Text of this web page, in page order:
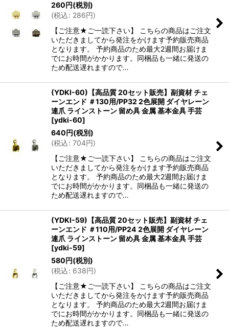
260円(税別)
(税込: 286円)
【ご注意★ご一読下さい】 こちらの商品はご注文
いただきましてから発注をかけます予約販売商品
となります。 予約商品のため最大2週間お届けま
でにお時間がかかります。同梱品も一緒に発送の
ため配送遅れますので…
(YDKI-60)【高品質 20セット販売】副資材 チェ
ーンエンド ＃130用/PP32 2色展開 ダイヤレーン
連爪 ラインストーン 留め具 金属 基本金具 手芸
[ydki-60]
640円(税別)
(税込: 704円)
【ご注意★ご一読下さい】 こちらの商品はご注文
いただきましてから発注をかけます予約販売商品
となります。 予約商品のため最大2週間お届けま
でにお時間がかかります。同梱品も一緒に発送の
ため配送遅れますので…
(YDKI-59)【高品質 20セット販売】副資材 チェ
ーンエンド ＃110用/PP24 2色展開 ダイヤレーン
連爪 ラインストーン 留め具 金属 基本金具 手芸
[ydki-59]
580円(税別)
(税込: 638円)
【ご注意★ご一読下さい】 こちらの商品はご注文
いただきましてから発注をかけます予約販売商品
となります。 予約商品のため最大2週間お届けま
でにお時間がかかります。同梱品も一緒に発送の
ため配送遅れますので…